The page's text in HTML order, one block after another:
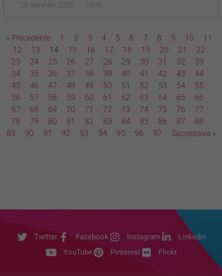
28 Gennaio 2026 10:45
« Precedente 1 2 3 4 5 6 7 8 9 10
11
12
13 14 15 16 17 18 19 20 21
22
23
24 25 26 27 28 29 30 31 32
33
34
35 36 37 38 39 40 41 42 43
44
45
46 47 48 49 50 51 52 53 54
55
56
57 58 59 60 61 62 63 64 65
66
67
68 69 70 71 72 73 74 75 76
77
78
79 80 81 82 83 84 85 86 87
88
89
90 91 92 93 94 95 96 97 Successiva »
Twitter Facebook Instagram
Linkedin
YouTube
Pinterest Flickr